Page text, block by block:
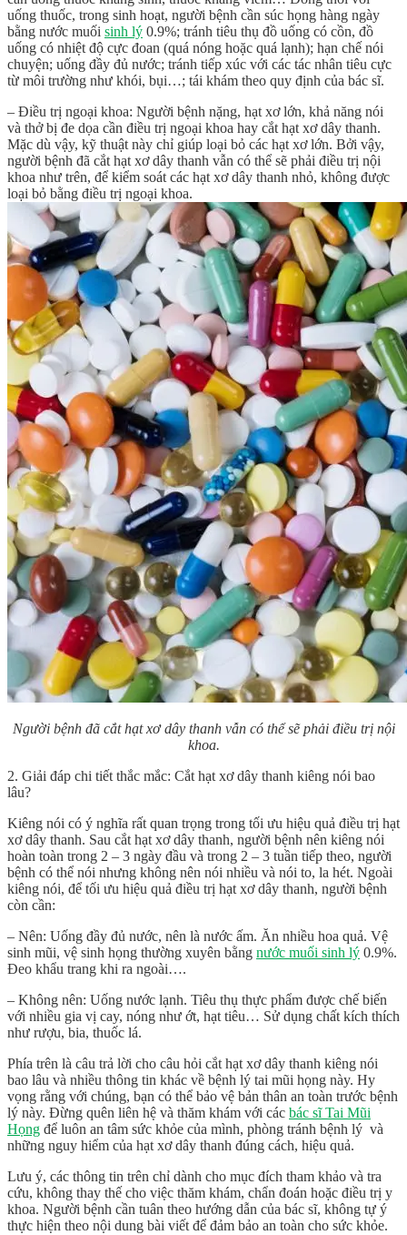
uống thuốc, trong sinh hoạt, người bệnh cần súc họng hàng ngày
bằng nước muối sinh lý 0.9%; tránh tiêu thụ đồ uống có cồn, đồ
uống có nhiệt độ cực đoan (quá nóng hoặc quá lạnh); hạn chế nói
chuyện; uống đầy đủ nước; tránh tiếp xúc với các tác nhân tiêu cực
từ môi trường như khói, bụi…; tái khám theo quy định của bác sĩ.
– Điều trị ngoại khoa: Người bệnh nặng, hạt xơ lớn, khả năng nói
và thở bị đe dọa cần điều trị ngoại khoa hay cắt hạt xơ dây thanh.
Mặc dù vậy, kỹ thuật này chỉ giúp loại bỏ các hạt xơ lớn. Bởi vậy,
người bệnh đã cắt hạt xơ dây thanh vẫn có thể sẽ phải điều trị nội
khoa như trên, để kiểm soát các hạt xơ dây thanh nhỏ, không được
loại bỏ bằng điều trị ngoại khoa.
Người bệnh đã cắt hạt xơ dây thanh vẫn có thể sẽ phải điều trị nội
khoa.
2. Giải đáp chi tiết thắc mắc: Cắt hạt xơ dây thanh kiêng nói bao
lâu?
Kiêng nói có ý nghĩa rất quan trọng trong tối ưu hiệu quả điều trị hạt
xơ dây thanh. Sau cắt hạt xơ dây thanh, người bệnh nên kiêng nói
hoàn toàn trong 2 – 3 ngày đầu và trong 2 – 3 tuần tiếp theo, người
bệnh có thể nói nhưng không nên nói nhiều và nói to, la hét. Ngoài
kiêng nói, để tối ưu hiệu quả điều trị hạt xơ dây thanh, người bệnh
còn cần:
– Nên: Uống đầy đủ nước, nên là nước ấm. Ăn nhiều hoa quả. Vệ
sinh mũi, vệ sinh họng thường xuyên bằng nước muối sinh lý 0.9%.
Đeo khẩu trang khi ra ngoài….
– Không nên: Uống nước lạnh. Tiêu thụ thực phẩm được chế biến
với nhiều gia vị cay, nóng như ớt, hạt tiêu… Sử dụng chất kích thích
như rượu, bia, thuốc lá.
Phía trên là câu trả lời cho câu hỏi cắt hạt xơ dây thanh kiêng nói
bao lâu và nhiều thông tin khác về bệnh lý tai mũi họng này. Hy
vọng rằng với chúng, bạn có thể bảo vệ bản thân an toàn trước bệnh
lý này. Đừng quên liên hệ và thăm khám với các bác sĩ Tai Mũi
Họng để luôn an tâm sức khỏe của mình, phòng tránh bệnh lý và
những nguy hiểm của hạt xơ dây thanh đúng cách, hiệu quả.
Lưu ý, các thông tin trên chỉ dành cho mục đích tham khảo và tra
cứu, không thay thế cho việc thăm khám, chẩn đoán hoặc điều trị y
khoa. Người bệnh cần tuân theo hướng dẫn của bác sĩ, không tự ý
thực hiện theo nội dung bài viết để đảm bảo an toàn cho sức khỏe.